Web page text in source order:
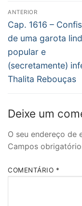
Navegação
de
Post
ANTERIOR
Post
anterior:
Cap. 1616 –
de uma garota
popular e
(secretamente)
Thalita Rebouças
Deixe um
O seu endereço de
Campos
COMENTÁRIO *